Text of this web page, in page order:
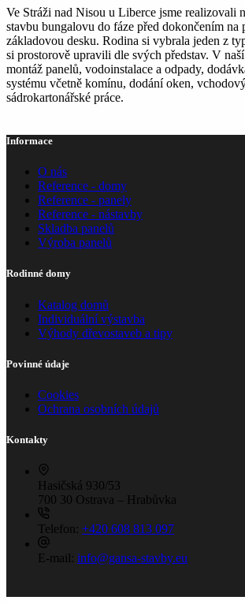
Ve Stráži nad Nisou u Liberce jsme realizovali
stavbu bungalovu do fáze před dokončením na
základovou desku. Rodina si vybrala jeden z
si prostorově upravili dle svých představ. V
montáž panelů, vodoinstalace a odpady,
systému včetně komínu, dodání oken,
sádrokartonářské práce.
Informace
O nás
Reference - domy
Reference - panely
Reference - nástavby
Skladba panelů
Výroba panelů
Rodinné domy
Katalog domů
Individuální výstavba
Výhody dřevostaveb a tipy
Povinné údaje
Cookies
Ochrana osobních údajů
Kontakty
Hasičská 930/53
700 30 Ostrava – Hrabůvka
Telefon: +420 608 813 097
E-mail: info@gansa-stavby.eu